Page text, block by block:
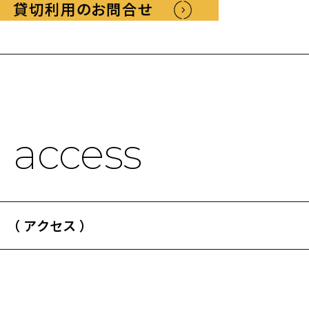
貸切利用のお問合せ
access
（ アクセス ）